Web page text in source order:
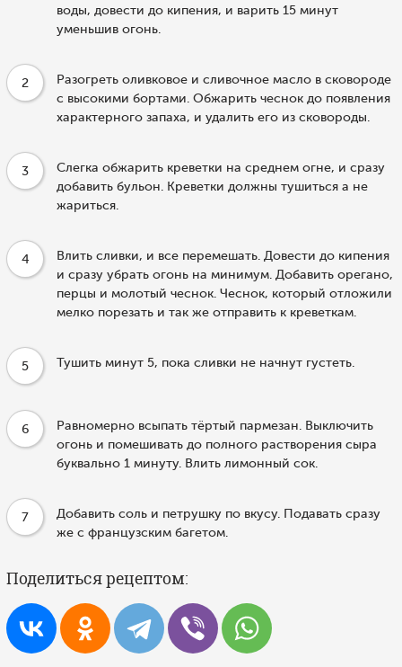
воды, довести до кипения, и варить 15 минут
уменьшив огонь.
2
Разогреть оливковое и сливочное масло в сковороде
с высокими бортами. Обжарить чеснок до появления
характерного запаха, и удалить его из сковороды.
3
Слегка обжарить креветки на среднем огне, и сразу
добавить бульон. Креветки должны тушиться а не
жариться.
4
Влить сливки, и все перемешать. Довести до кипения
и сразу убрать огонь на минимум. Добавить орегано,
перцы и молотый чеснок. Чеснок, который отложили
мелко порезать и так же отправить к креветкам.
5 Тушить минут 5, пока сливки не начнут густеть.
6
Равномерно всыпать тёртый пармезан. Выключить
огонь и помешивать до полного растворения сыра
буквально 1 минуту. Влить лимонный сок.
7
Добавить соль и петрушку по вкусу. Подавать сразу
же с французским багетом.
Поделиться рецептом: